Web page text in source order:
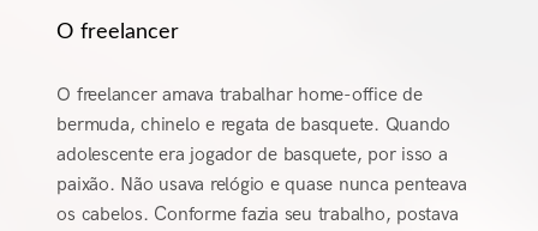
O freelancer
O freelancer amava trabalhar home-office de
bermuda, chinelo e regata de basquete. Quando
adolescente era jogador de basquete, por isso a
paixão. Não usava relógio e quase nunca penteava
os cabelos. Conforme fazia seu trabalho, postava